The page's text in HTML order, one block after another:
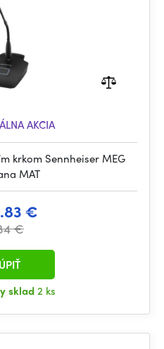
AKCIA
krkom Sennheiser MEG
MAT
€
€
sklad2 ks